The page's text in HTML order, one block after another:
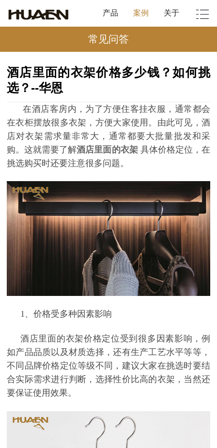
产品 案例 关于
常见问答
酒店里面的衣架价格多少钱？如何挑
选？--华恩
在酒店客房内，为了方便住客挂衣服，通常都会
在衣柜摆放很多衣架，方便大家使用。由此可见，酒
店对衣架需求量非常大，通常都要大批量批发和采
购。这就需要了解酒店里面的衣架 具体价格定位，在
挑选购买时还要注意很多问题。
1 、价格受多种因素影响
酒店里面的衣架价格定位受到很多因素影响，例
如产品品质以及材质选择，还有生产工艺水平等等，
不同品牌价格定位等级不同，建议大家在挑选时要结
合实际需求进行判断，选择性价比高的衣架，当然还
要保证使用效果。